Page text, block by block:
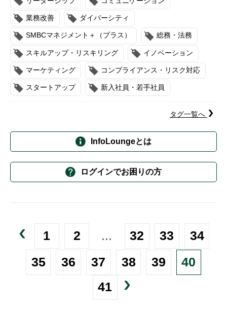
業務改善 ダイバーシティ
SMBCマネジメント＋（プラス） 総務・法務
スキルアップ・リスキリング イノベーション
マーケティング コンプライアンス・リスク対応
スタートアップ 新入社員・若手社員
タグ一覧へ
InfoLoungeとは
ログインでお困りの方
1 2 ... 32 33
34
35
36 37 38 39
40
41